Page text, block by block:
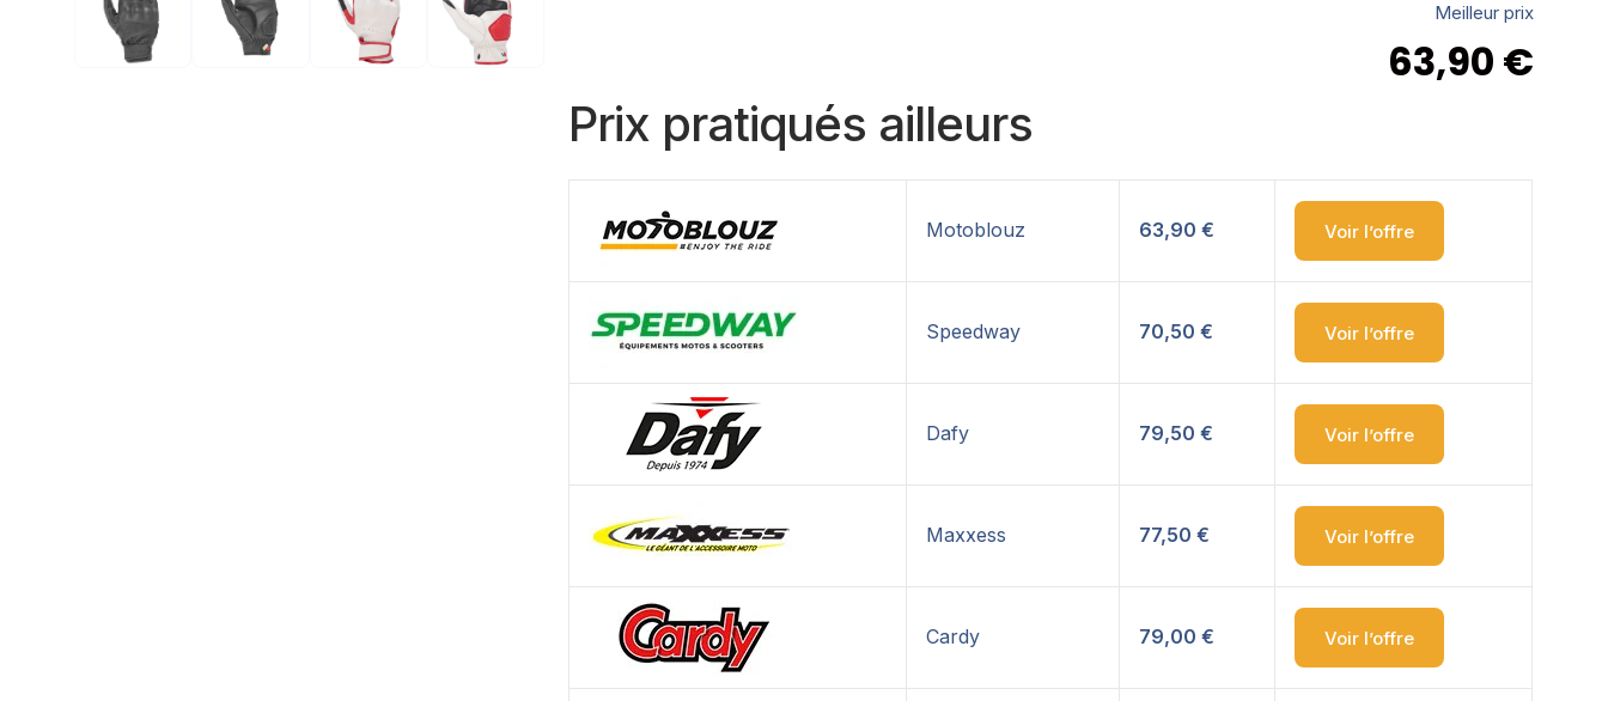
Meilleur prix
63,90 €
Prix pratiqués ailleurs
Motoblouz 63,90 € Voir l’offre
Speedway 70,50 € Voir l’offre
Dafy 79,50 € Voir l’offre
Maxxess 77,50 € Voir l’offre
Cardy 79,00 € Voir l’offre